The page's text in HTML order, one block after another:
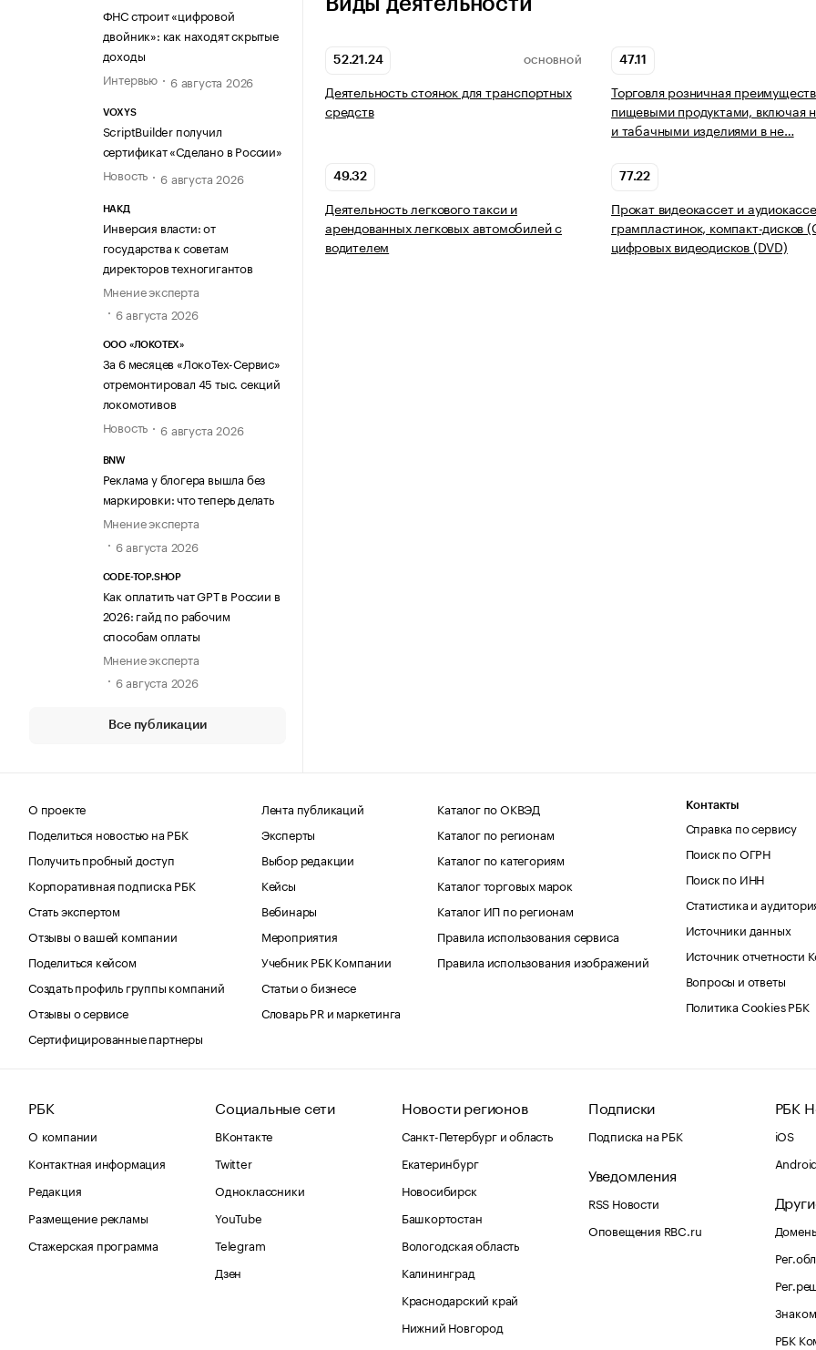
ФНС строит «цифровой
двойник»: как находят скрытые
доходы
Интервью
6 августа 2026
VOXYS
ScriptBuilder получил
сертификат «Сделано в России»
Новость
6 августа 2026
НАКД
Инверсия власти: от
государства к советам
директоров техногигантов
Мнение эксперта
6 августа 2026
ООО «ЛОКОТЕХ»
За 6 месяцев «ЛокоТех-Сервис»
отремонтировал 45 тыс. секций
локомотивов
Новость
6 августа 2026
BNW
Реклама у блогера вышла без
маркировки: что теперь делать
Мнение эксперта
6 августа 2026
CODE-TOP.SHOP
Как оплатить чат GPT в России в
2026: гайд по рабочим
способам оплаты
Мнение эксперта
6 августа 2026
Все публикации
52.21.24 ОСНОВНОЙ
Деятельность стоянок для транспортных
средств
47.11
Торговля розничная
пищевыми продуктами, включая
и табачными изделиями в не…
49.32
Деятельность легкового такси и
арендованных легковых автомобилей с
водителем
77.22
Прокат видеокассет и
грампластинок, компакт-дисков
цифровых видеодисков (DVD)
О проекте
Поделиться новостью на РБК
Получить пробный доступ
Корпоративная подписка РБК
Стать экспертом
Отзывы о вашей компании
Поделиться кейсом
Создать профиль группы компаний
Отзывы о сервисе
Сертифицированные партнеры
Лента публикаций
Эксперты
Выбор редакции
Кейсы
Вебинары
Мероприятия
Учебник РБК Компании
Статьи о бизнесе
Словарь PR и маркетинга
Каталог по ОКВЭД
Каталог по регионам
Каталог по категориям
Каталог торговых марок
Каталог ИП по регионам
Правила использования сервиса
Правила использования изображений
Контакты
Справка по сервису
Поиск по ОГРН
Поиск по ИНН
Статистика и
Источники данных
Источник отчетности
Вопросы и ответы
Политика Cookies РБК
РБК
О компании
Контактная информация
Редакция
Размещение рекламы
Стажерская программа
Социальные сети
ВКонтакте
Twitter
Одноклассники
YouTube
Telegram
Дзен
Новости регионов
Санкт-Петербург и область
Екатеринбург
Новосибирск
Башкортостан
Вологодская область
Калининград
Краснодарский край
Нижний Новгород
Подписки
Подписка на РБК
Уведомления
RSS Новости
Оповещения RBC.ru
РБК
iOS
РБК